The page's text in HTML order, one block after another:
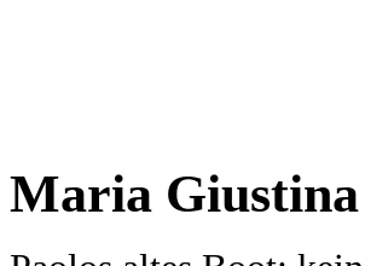
Maria Giustina